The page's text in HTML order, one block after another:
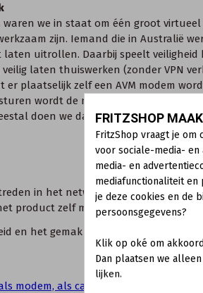
waren we in staat om één groot
zijn. Iemand die in Australië
uitrollen. Daarbij speelt veiligheid
laten thuiswerken (zonder VPN
plaatselijk zelf een AVM modem
wordt de modem geïnstalleerd en
doen we dat via begeleidend
in het netwerk dan wordt er
product zelf maar aan de
en het gemak maken de producten
modem, als cascade met de 7590 en
FRITZSHOP
FritzShop vraagt je
voor sociale-media-
media- en
mediafunctionaliteit
je deze cookies en de
persoonsgegevens?
Klik op oké om
Dan plaatsen we
lijken.